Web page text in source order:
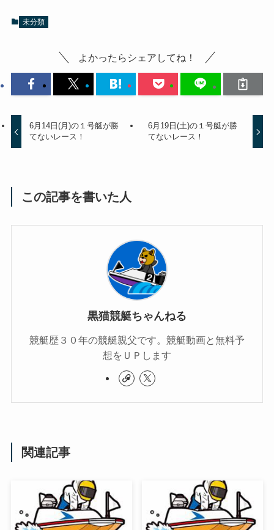
未分類
よかったらシェアしてね！
6月14日(月)の１号艇が勝
てないレース！
6月19日(土)の１号艇が勝
てないレース！
この記事を書いた人
黒猫競艇ちゃんねる
競艇歴３０年の競艇親父です。競艇動画と無料予
想をＵＰします
関連記事